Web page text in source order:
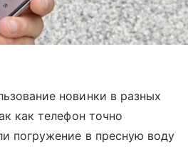
новинки в разных
как телефон точно
погружение в пресную воду